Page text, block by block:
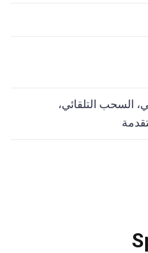
السحب التلقائي،